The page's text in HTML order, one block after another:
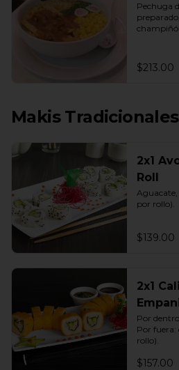
Pechuga
$213.00
Makis Tradicionales
2x1
Roll
Aguacate,
por rollo).
$139.00
2x1
Por
Por fuera:
rollo).
$157.00